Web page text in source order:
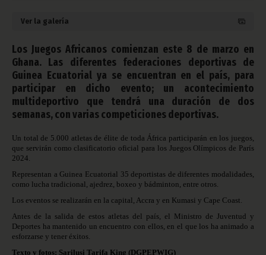
Ver la galería
Los Juegos Africanos comienzan este 8 de marzo en
Ghana. Las diferentes federaciones deportivas de
Guinea Ecuatorial ya se encuentran en el país, para
participar en dicho evento; un acontecimiento
multideportivo que tendrá una duración de dos
semanas, con varias competiciones deportivas.
Un total de 5.000 atletas de élite de toda África participarán en los juegos,
que servirán como clasificatorio oficial para los Juegos Olímpicos de París
2024.
Representan a Guinea Ecuatorial 35 deportistas de diferentes modalidades,
como lucha tradicional, ajedrez, boxeo y bádminton, entre otros.
Los eventos se realizarán en la capital, Accra y en Kumasi y Cape Coast.
Antes de la salida de estos atletas del país, el Ministro de Juventud y
Deportes ha mantenido un encuentro con ellos, en el que los ha animado a
esforzarse y tener éxitos.
Texto y fotos: Sarilusi Tarifa King (DGPEPWIG)